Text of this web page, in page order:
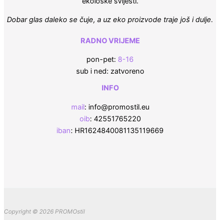
Dobar glas daleko se čuje, a uz eko proizvode traje još i dulje.
RADNO VRIJEME
pon-pet: 8-16
sub i ned: zatvoreno
INFO
mail: info@promostil.eu
oib: 42551765220
iban: HR1624840081135119669
Copyright © 2026 PROMOstil